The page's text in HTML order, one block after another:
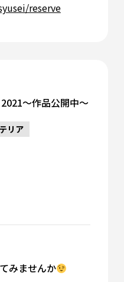
reserve
～作品公開中～
リア
みませんか